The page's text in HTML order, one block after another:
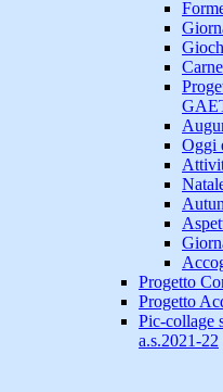
Oggi
Progetto
Progetto
Pic-collage
a.s.2021-22